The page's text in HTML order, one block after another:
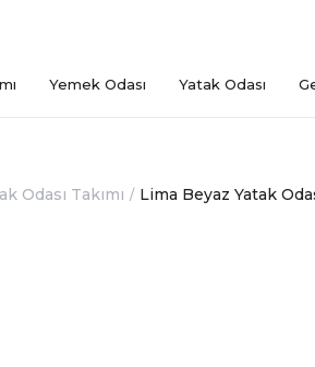
Yemek Odası Yatak Odası
Odası Takımı Lima Beyaz Yatak